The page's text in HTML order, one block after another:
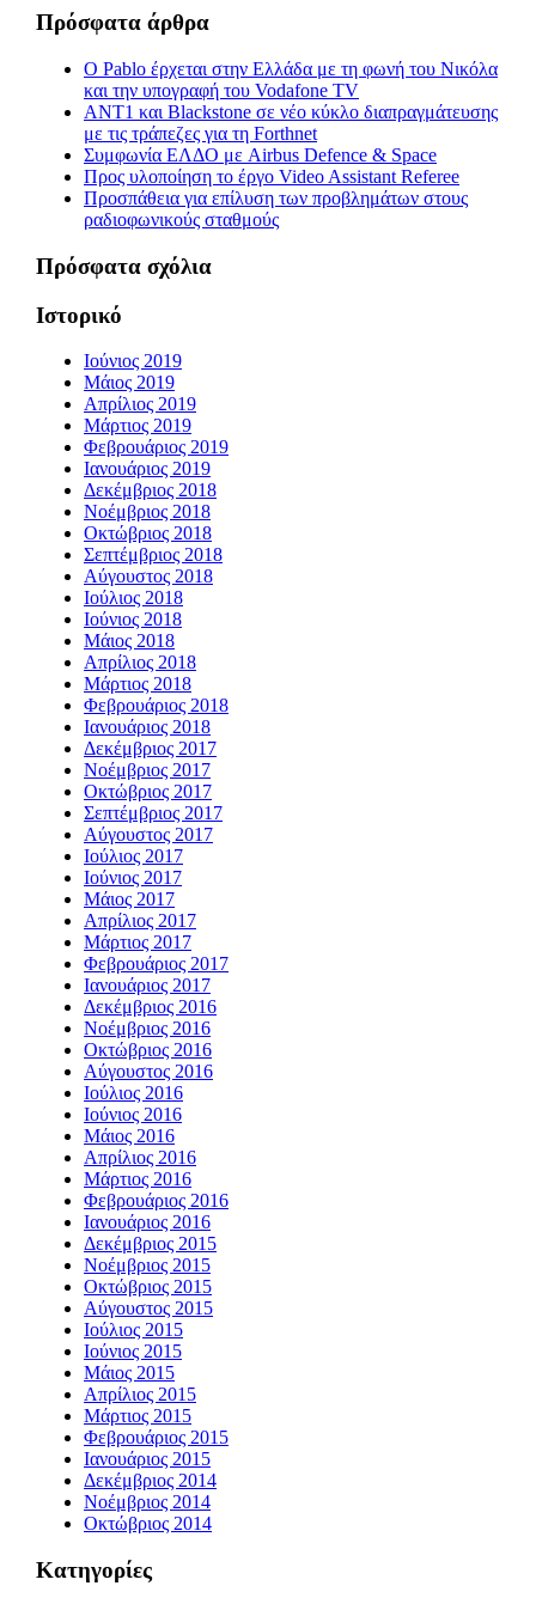
Πρόσφατα άρθρα
Ο Pablo έρχεται στην Ελλάδα με τη φωνή του Νικόλα
και την υπογραφή του Vodafone TV
ΑΝΤ1 και Blackstone σε νέο κύκλο διαπραγμάτευσης
με τις τράπεζες για τη Forthnet
Συμφωνία ΕΛΔΟ με Airbus Defence & Space
Προς υλοποίηση το έργο Video Assistant Referee
Προσπάθεια για επίλυση των προβλημάτων στους
ραδιοφωνικούς σταθμούς
Πρόσφατα σχόλια
Ιστορικό
Ιούνιος 2019
Μάιος 2019
Απρίλιος 2019
Μάρτιος 2019
Φεβρουάριος 2019
Ιανουάριος 2019
Δεκέμβριος 2018
Νοέμβριος 2018
Οκτώβριος 2018
Σεπτέμβριος 2018
Αύγουστος 2018
Ιούλιος 2018
Ιούνιος 2018
Μάιος 2018
Απρίλιος 2018
Μάρτιος 2018
Φεβρουάριος 2018
Ιανουάριος 2018
Δεκέμβριος 2017
Νοέμβριος 2017
Οκτώβριος 2017
Σεπτέμβριος 2017
Αύγουστος 2017
Ιούλιος 2017
Ιούνιος 2017
Μάιος 2017
Απρίλιος 2017
Μάρτιος 2017
Φεβρουάριος 2017
Ιανουάριος 2017
Δεκέμβριος 2016
Νοέμβριος 2016
Οκτώβριος 2016
Αύγουστος 2016
Ιούλιος 2016
Ιούνιος 2016
Μάιος 2016
Απρίλιος 2016
Μάρτιος 2016
Φεβρουάριος 2016
Ιανουάριος 2016
Δεκέμβριος 2015
Νοέμβριος 2015
Οκτώβριος 2015
Αύγουστος 2015
Ιούλιος 2015
Ιούνιος 2015
Μάιος 2015
Απρίλιος 2015
Μάρτιος 2015
Φεβρουάριος 2015
Ιανουάριος 2015
Δεκέμβριος 2014
Νοέμβριος 2014
Οκτώβριος 2014
Kατηγορίες